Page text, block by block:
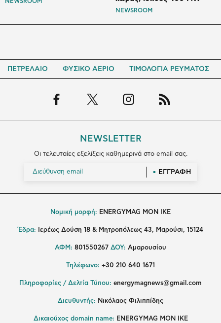
NEWSROOM
ΠΕΤΡΕΛΑΙΟ ΦΥΣΙΚΟ ΑΕΡΙΟ ΤΙΜΟΛΟΓΙΑ ΡΕΥΜΑΤΟΣ
NEWSLETTER
Οι τελευταίες εξελίξεις καθημερινά στο email σας.
ΕΓΓΡΑΦΗ
Νομική μορφή: ENERGYMAG MON IKE
Έδρα: Ιερέως Δούση 18 & Μητροπόλεως 43, Μαρούσι, 15124
ΑΦΜ: 801550267 ΔΟΥ: Αμαρουσίου
Τηλέφωνο: +30 210 640 1671
Πληροφορίες / Δελτία Τύπου: energymagnews@gmail.com
Διευθυντής: Νικόλαος Φιλιππίδης
Δικαιούχος domain name: ENERGYMAG ΜΟΝ ΙΚΕ